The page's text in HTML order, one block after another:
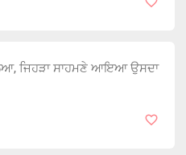
ਜਿਹੜਾ ਸਾਹਮਣੇ ਆਇਆ ਉਸਦਾ